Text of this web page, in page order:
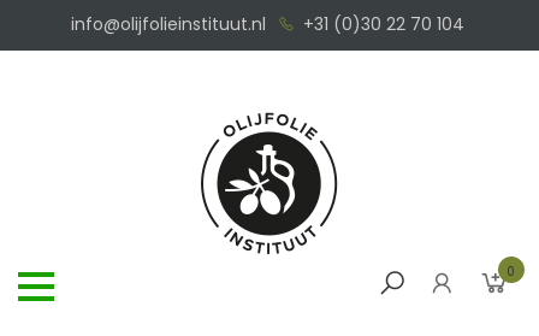
info@olijfolieinstituut.nl +31 (0)30 22 70 104
0